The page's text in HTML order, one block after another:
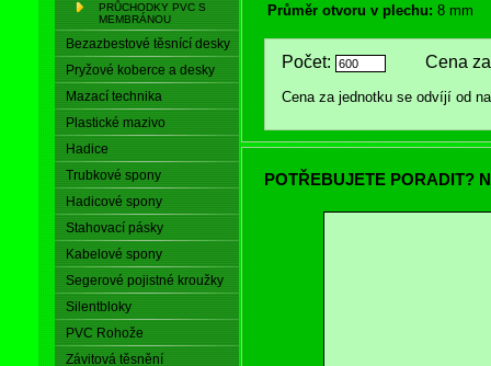
PRŮCHODKY PVC S
MEMBRÁNOU
Bezazbestové těsnící desky
Pryžové koberce a desky
Mazací technika
Plastické mazivo
Hadice
Trubkové spony
Hadicové spony
Stahovací pásky
Kabelové spony
Segerové pojistné kroužky
Silentbloky
PVC Rohože
Závitová těsnění
Průměr otvoru v plechu: 8 mm
Počet: Cena za
Cena za jednotku se odvíjí od
POTŘEBUJETE PORADIT?